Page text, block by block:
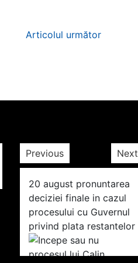
Articolul următor
Previous Next